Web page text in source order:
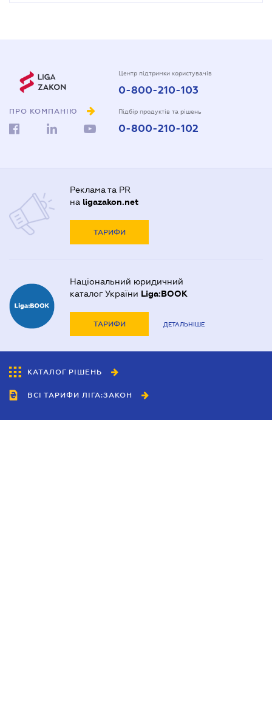
ПРО КОМПАНІЮ
Центр підтримки користувачів
0-800-210-103
Підбір продуктів та рішень
0-800-210-102
Реклама та PR
на ligazakon.net
ТАРИФИ
Національний юридичний
каталог України Liga:BOOK
ТАРИФИ ДЕТАЛЬНІШЕ
КАТАЛОГ РІШЕНЬ
ВСІ ТАРИФИ ЛІГА:ЗАКОН